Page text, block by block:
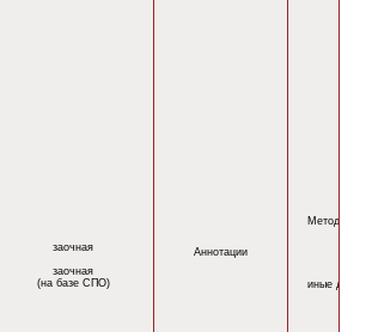
заочная
заочная
(на базе СПО)
Аннотации
иные